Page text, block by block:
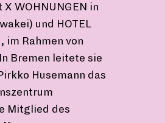
WOHNUNGEN in
und HOTEL
im Rahmen von
Bremen leitete sie
Husemann das
Mitglied des